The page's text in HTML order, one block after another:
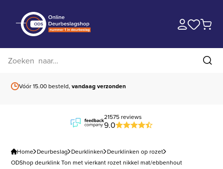
Vóór 15.00 besteld,vandaag verzonden
21575 reviews
9.0
Home Deurbeslag Deurklinken Deurklinken op rozet
ODShop deurklink Ton met vierkant rozet nikkel mat/ebbenhout